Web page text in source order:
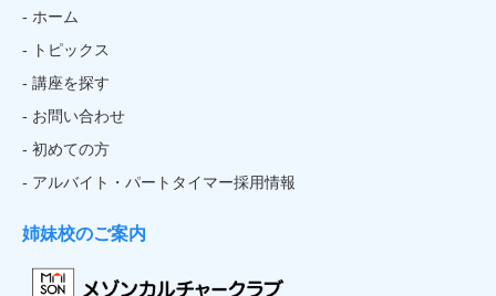
- ホーム
- トピックス
- 講座を探す
- お問い合わせ
- 初めての方
- アルバイト・パートタイマー採用情報
姉妹校のご案内